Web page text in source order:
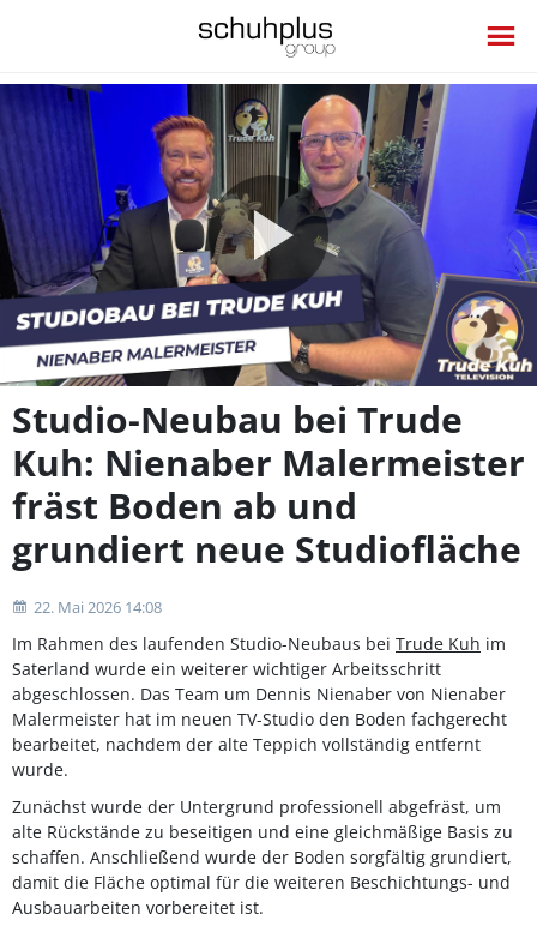
Video
Studio-Neubau bei Trude
Kuh: Nienaber Malermeister
fräst Boden ab und
grundiert neue Studiofläche
22. Mai 2026 14:08
Im Rahmen des laufenden Studio-Neubaus bei Trude Kuh im
Saterland wurde ein weiterer wichtiger Arbeitsschritt
abgeschlossen. Das Team um Dennis Nienaber von Nienaber
Malermeister hat im neuen TV-Studio den Boden fachgerecht
bearbeitet, nachdem der alte Teppich vollständig entfernt
wurde.
Zunächst wurde der Untergrund professionell abgefräst, um
alte Rückstände zu beseitigen und eine gleichmäßige Basis zu
schaffen. Anschließend wurde der Boden sorgfältig grundiert,
damit die Fläche optimal für die weiteren Beschichtungs- und
Ausbauarbeiten vorbereitet ist.